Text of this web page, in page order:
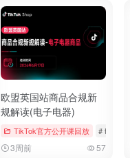
# 官方公开课回放 # 玩具
欧盟英国站商品合规新
规解读(电子电器)
TikTok官方公开课回放 # tiktok
3周前 57